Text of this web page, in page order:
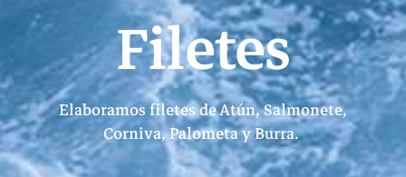
Filetes
Elaboramos filetes de Atún, Salmonete,
Corniva, Palometa y Burra.